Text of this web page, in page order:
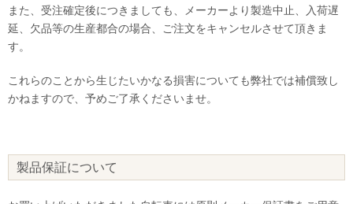
また、受注確定後につきましても、メーカーより製造中止、入荷遅
延、欠品等の生産都合の場合、ご注文をキャンセルさせて頂きま
す。
これらのことから生じたいかなる損害についても弊社では補償致し
かねますので、予めご了承くださいませ。
製品保証について